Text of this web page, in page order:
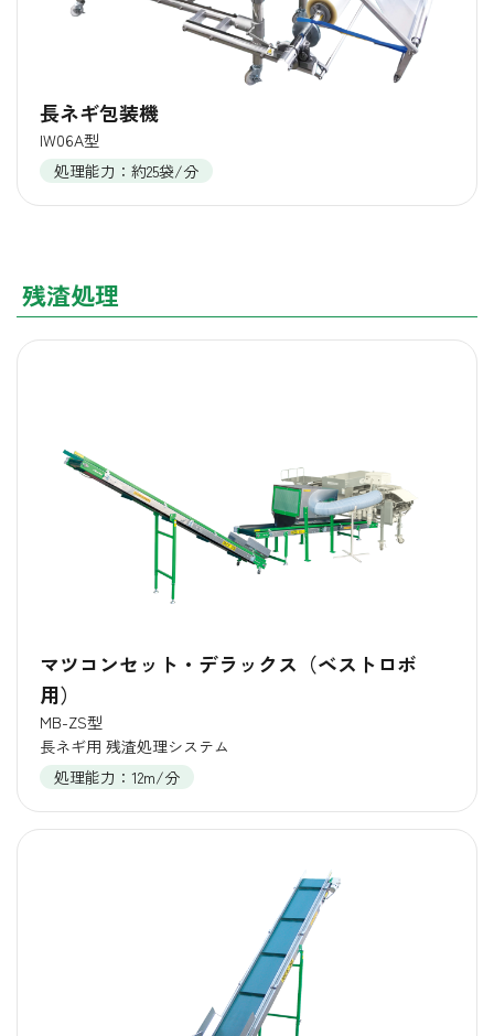
長ネギ包装機
IW06A型
処理能力：約25袋/分
残渣処理
マツコンセット・デラックス（ベストロボ
用）
MB-ZS型
長ネギ用 残渣処理システム
処理能力：12m/分